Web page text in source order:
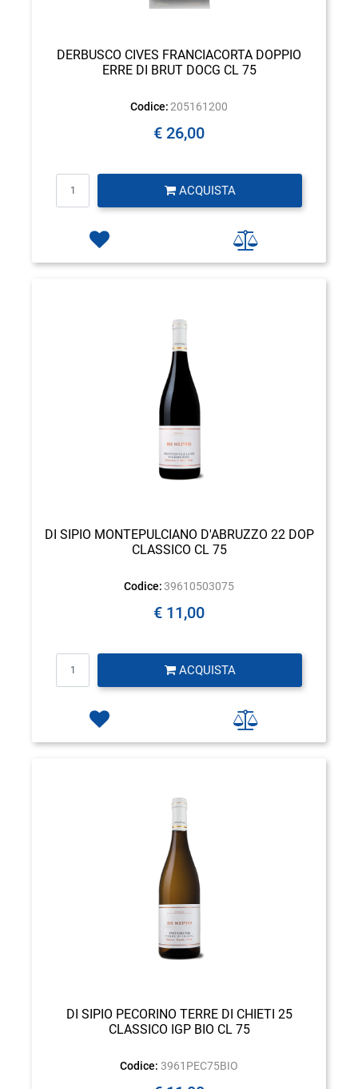
DERBUSCO CIVES FRANCIACORTA DOPPIO
ERRE DI BRUT DOCG CL 75
Codice: 205161200
€ 26,00
ACQUISTA
DI SIPIO MONTEPULCIANO D'ABRUZZO 22 DOP
CLASSICO CL 75
Codice: 39610503075
€ 11,00
ACQUISTA
DI SIPIO PECORINO TERRE DI CHIETI 25
CLASSICO IGP BIO CL 75
Codice: 3961PEC75BIO